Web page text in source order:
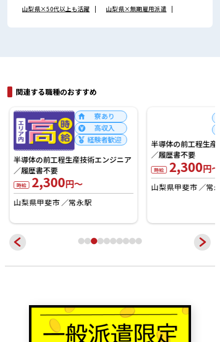
山梨県×50代以上も活躍
山梨県×無期雇用派遣
関連する職種のおすすめ
寮あり
高収入
経験者歓迎
半導体の前工程生産技術エンジニア
／履歴書不要
時給 2,300円～
山梨県甲斐市 常永駅
半導体の前工程生産
／履歴書不要
時給 2,300円～